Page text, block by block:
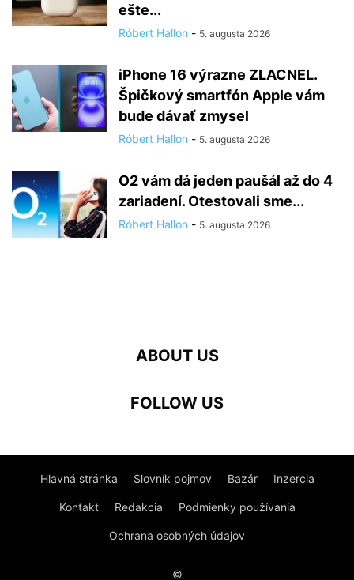
ešte...
Róbert Hallon - 5. augusta 2026
iPhone 16 výrazne ZLACNEL.
Špičkový smartfón Apple vám
bude dávať zmysel
Róbert Hallon - 5. augusta 2026
O2 vám dá jeden paušál až do 4
zariadení. Otestovali sme...
Róbert Hallon - 5. augusta 2026
ABOUT US
FOLLOW US
Hlavná stránka Slovník pojmov Bazár Inzercia
Kontakt Redakcia Podmienky používania
Ochrana osobných údajov
©